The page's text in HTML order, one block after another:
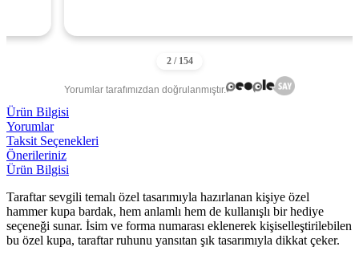
Yorumlar tarafımızdan doğrulanmıştır.
Ürün Bilgisi
Yorumlar
Taksit Seçenekleri
Önerileriniz
Ürün Bilgisi
Taraftar sevgili temalı özel tasarımıyla hazırlanan kişiye özel
hammer kupa bardak, hem anlamlı hem de kullanışlı bir hediye
seçeneği sunar. İsim ve forma numarası eklenerek kişiselleştirilebilen
bu özel kupa, taraftar ruhunu yansıtan şık tasarımıyla dikkat çeker.